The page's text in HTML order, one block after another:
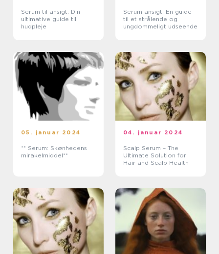
Serum til ansigt: Din
ultimative guide til
hudpleje
Serum ansigt: En guide
til et strålende og
ungdommeligt udseende
05. januar 2024
** Serum: Skønhedens
mirakelmiddel**
04. januar 2024
Scalp Serum – The
Ultimate Solution for
Hair and Scalp Health